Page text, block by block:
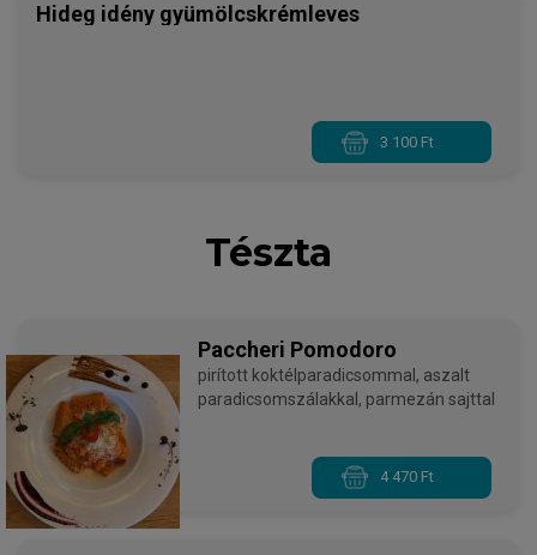
Hideg idény gyümölcskrémleves
3 100 Ft
Tészta
Paccheri Pomodoro
pirított koktélparadicsommal, aszalt
paradicsomszálakkal, parmezán sajttal
4 470 Ft